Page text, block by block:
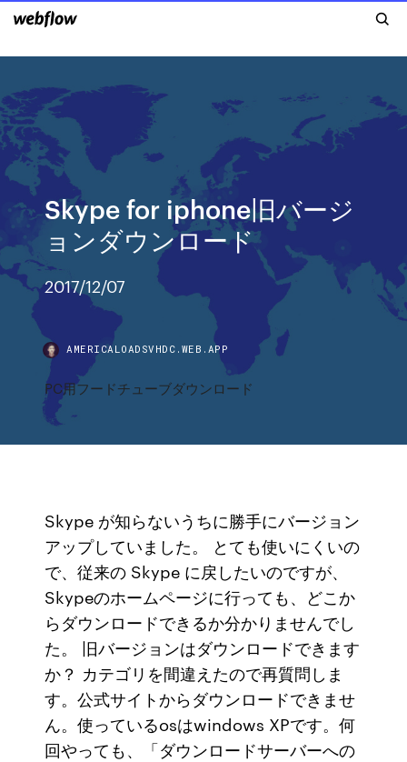
Skype for iphone旧バージ
ョンダウンロード
2017/12/07
AMERICALOADSVHDC.WEB.APP
PC用フードチューブダウンロード
Skype が知らないうちに勝手にバージョン
アップしていました。 とても使いにくいの
で、従来の Skype に戻したいのですが、
Skypeのホームページに行っても、どこか
らダウンロードできるか分かりませんでし
た。 旧バージョンはダウンロードできます
か？ カテゴリを間違えたので再質問しま
す。公式サイトからダウンロードできませ
ん。使っているosはwindows XPです。何
回やっても、「ダウンロードサーバーへの